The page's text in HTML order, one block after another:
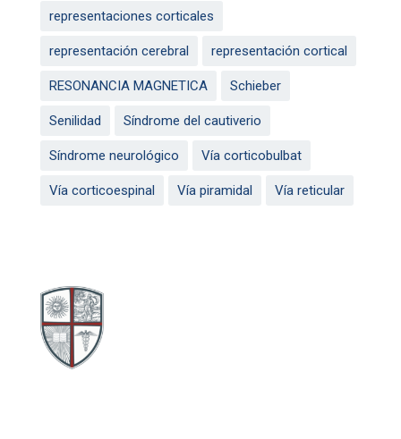
representaciones corticales
representación cerebral representación cortical
RESONANCIA MAGNETICA Schieber
Senilidad Síndrome del cautiverio
Síndrome neurológico Vía corticobulbat
Vía corticoespinal Vía piramidal Vía reticular